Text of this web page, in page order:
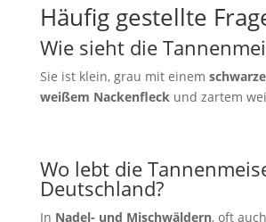
Häufig gestellte
Wie sieht die
Sie ist klein, grau mit einem
weißem Nackenfleckund zartem
Wo lebt die
Deutschland?
In Nadel- und Mischwäldern, oft